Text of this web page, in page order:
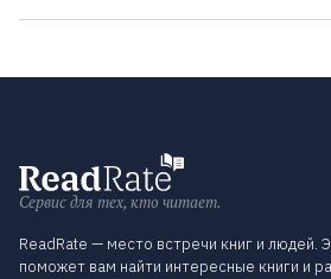
Сервис для тех, кто читает.
ReadRate — место встречи книг и людей.
поможет вам найти интересные книги и